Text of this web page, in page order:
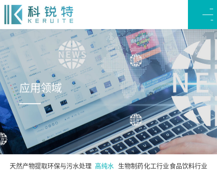
应用领域
天然产物提取环保与污水处理 高纯水 生物制药化工行业食品饮料行业